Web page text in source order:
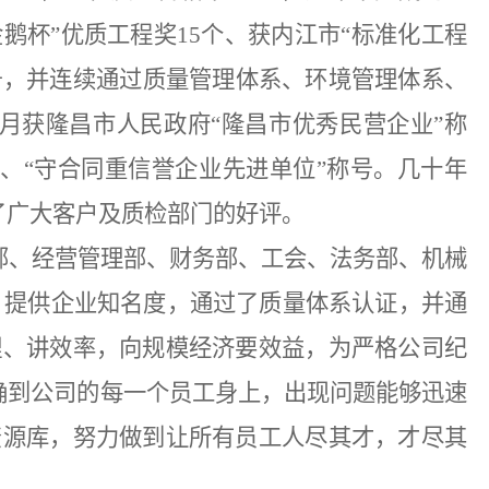
杯”优质工程奖15个、获内江市“标准化工程
并连续通过质量管理体系、环境管理体系、
获隆昌市人民政府“隆昌市优秀民营企业”称
“守合同重信誉企业先进单位”称号。几十年
大客户及质检部门的好评。
经营管理部、财务部、工会、法务部、机械
供企业知名度，通过了质量体系认证，并通
讲效率，向规模经济要效益，为严格公司纪
公司的每一个员工身上，出现问题能够迅速
库，努力做到让所有员工人尽其才，才尽其